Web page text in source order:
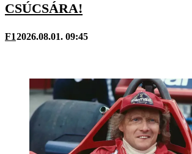
CSÚCSÁRA!
F12026.08.01. 09:45